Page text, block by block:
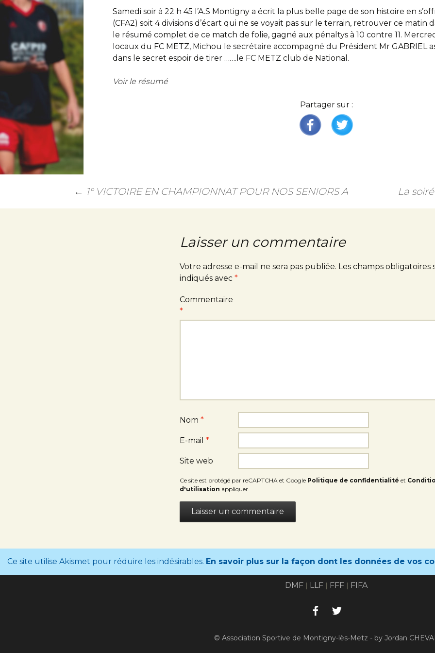
Trouver un stade
Contact
Samedi soir à 22 h 45 l’A.S Montigny a écrit la plus belle page de son histoire en
(CFA2) soit 4 divisions d’écart qui ne se voyait pas sur le terrain, retrouver ce matin
le résumé complet de ce match de folie, gagné aux pénaltys à 10 contre 11.
locaux du FC METZ, Michou le secrétaire accompagné du Président Mr GABRIEL
dans le secret espoir de tirer …….le FC METZ club de National.
Voir le résumé
Partager sur :
← 1° VICTOIRE EN CHAMPIONNAT POUR NOS SENIORS A La
Laisser un commentaire
Votre adresse e-mail ne sera pas publiée. Les champs obligatoires
indiqués avec *
Commentaire
*
Nom *
E-mail *
Site web
Ce site est protégé par reCAPTCHA et Google Politique de confidentialité et
d'utilisation appliquer.
Ce site utilise Akismet pour réduire les indésirables. En savoir plus sur la façon dont les données de vos
DMF | LLF | FFF | FIFA
© Association Sportive de Montigny-lès-Metz - by Jordan